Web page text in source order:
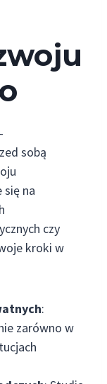
sobą
się na
czy
kroki w
:
zarówno w